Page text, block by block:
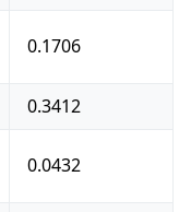
0.1706
0.3412
0.0432